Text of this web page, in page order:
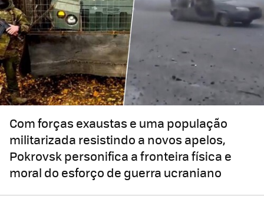
Com forças exaustas e uma população
militarizada resistindo a novos apelos,
Pokrovsk personifica a fronteira física e
moral do esforço de guerra ucraniano